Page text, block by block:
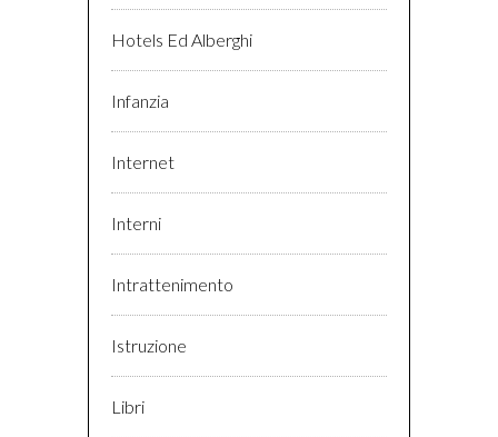
Hotels Ed Alberghi
Infanzia
Internet
Interni
Intrattenimento
Istruzione
Libri